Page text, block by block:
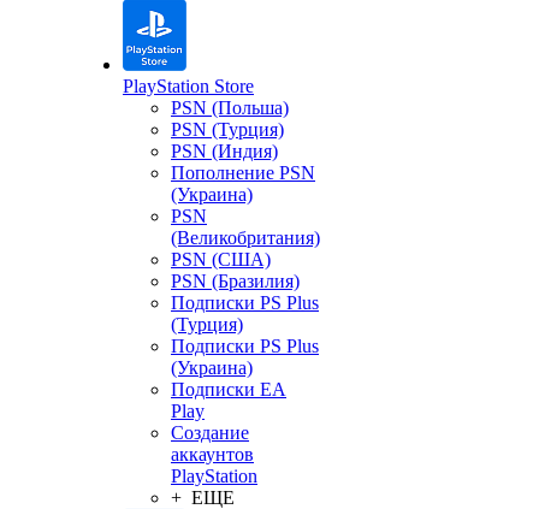
PlayStation Store
PSN (Польша)
PSN (Турция)
PSN (Индия)
Пополнение PSN
(Украина)
PSN
(Великобритания)
PSN (США)
PSN (Бразилия)
Подписки PS Plus
(Турция)
Подписки PS Plus
(Украина)
Подписки EA
Play
Создание
аккаунтов
PlayStation
+ ЕЩЕ